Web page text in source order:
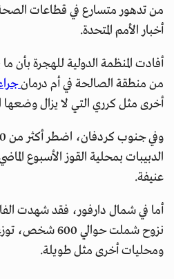
من تدهور متسارع في قطاعات الصحة
أخبار الأمم المتحدة.
من منطقة الصالحة في أم درمان
أخرى مثل كرري التي لا يزال وضعها
الدبيبات بمحلية القوز الأسبوع
عنيفة.
أما في شمال دارفور، فقد شهدت
نزوح شملت حوالي
ومحليات أخرى مثل طويلة.